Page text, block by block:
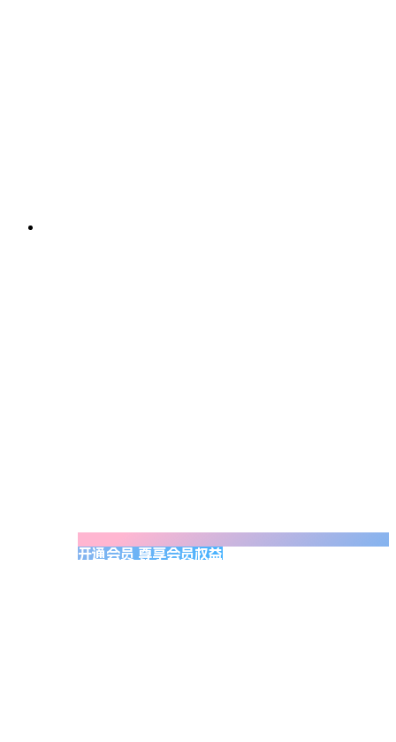
开通会员 尊享会员权益